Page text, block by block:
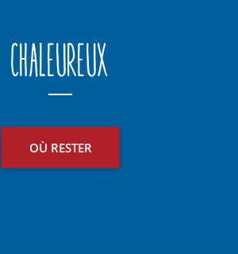
Chaleureux
OÙ RESTER